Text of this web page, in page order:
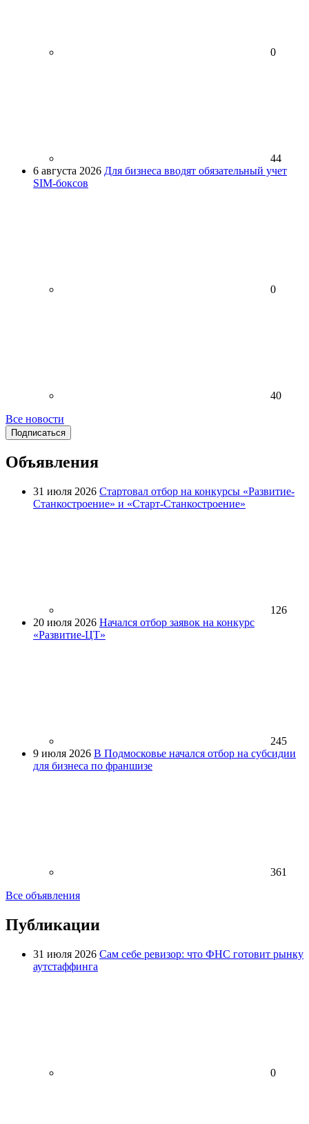
0
44
6 августа 2026 Для бизнеса вводят обязательный учет
SIM-боксов
0
40
Все новости
Подписаться
Объявления
31 июля 2026 Стартовал отбор на конкурсы «Развитие-
Станкостроение» и «Старт-Станкостроение»
126
20 июля 2026 Начался отбор заявок на конкурс
«Развитие-ЦТ»
245
9 июля 2026 В Подмосковье начался отбор на субсидии
для бизнеса по франшизе
361
Все объявления
Публикации
31 июля 2026 Сам себе ревизор: что ФНС готовит рынку
аутстаффинга
0